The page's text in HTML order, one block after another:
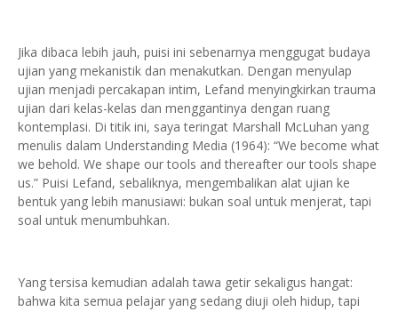
Jika dibaca lebih jauh, puisi ini sebenarnya menggugat budaya
ujian yang mekanistik dan menakutkan. Dengan menyulap
ujian menjadi percakapan intim, Lefand menyingkirkan trauma
ujian dari kelas-kelas dan menggantinya dengan ruang
kontemplasi. Di titik ini, saya teringat Marshall McLuhan yang
menulis dalam Understanding Media (1964): “We become what
we behold. We shape our tools and thereafter our tools shape
us.” Puisi Lefand, sebaliknya, mengembalikan alat ujian ke
bentuk yang lebih manusiawi: bukan soal untuk menjerat, tapi
soal untuk menumbuhkan.
Yang tersisa kemudian adalah tawa getir sekaligus hangat:
bahwa kita semua pelajar yang sedang diuji oleh hidup, tapi